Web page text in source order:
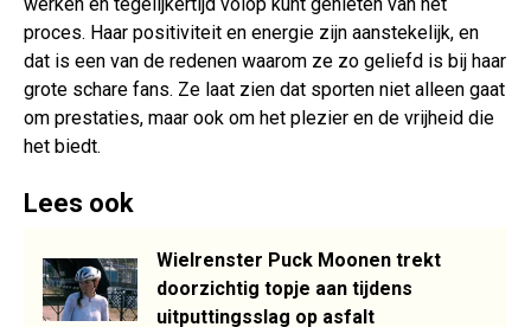
proces. Haar positiviteit en energie zijn aanstekelijk, en
dat is een van de redenen waarom ze zo geliefd is bij haar
grote schare fans. Ze laat zien dat sporten niet alleen gaat
om prestaties, maar ook om het plezier en de vrijheid die
het biedt.
Lees ook
Wielrenster Puck Moonen trekt
doorzichtig topje aan tijdens
uitputtingsslag op asfalt